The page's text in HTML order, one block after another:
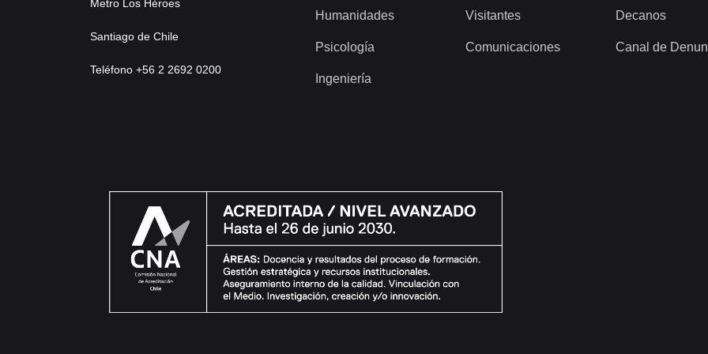
Metro Los Héroes
Santiago de Chile
Teléfono +56 2 2692 0200
Humanidades
Psicología
Ingeniería
Visitantes
Comunicaciones
Decanos
Canal de